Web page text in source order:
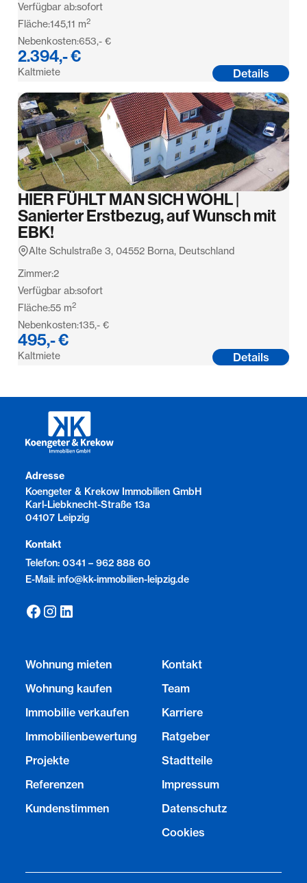
Verfügbar ab:sofort
Fläche:145,11 m2
Nebenkosten:653,- €
2.394,- €
Kaltmiete Details
HIER FÜHLT MAN SICH WOHL |
Sanierter Erstbezug, auf Wunsch mit
EBK!
Alte Schulstraße 3, 04552 Borna, Deutschland
Zimmer:2
Verfügbar ab:sofort
Fläche:55 m2
Nebenkosten:135,- €
495,- €
Kaltmiete Details
Adresse
Koengeter & Krekow Immobilien GmbH
Karl-Liebknecht-Straße 13a
04107 Leipzig
Kontakt
Telefon: 0341 – 962 888 60
E-Mail: info@kk-immobilien-leipzig.de
Wohnung mieten
Wohnung kaufen
Immobilie verkaufen
Immobilienbewertung
Projekte
Referenzen
Kundenstimmen
Kontakt
Team
Karriere
Ratgeber
Stadtteile
Impressum
Datenschutz
Cookies